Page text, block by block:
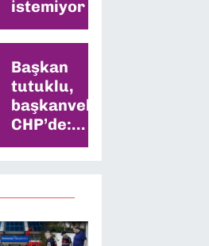
istemiyor
Başkan
tutuklu,
başkanvekili
CHP’de:
Meclis